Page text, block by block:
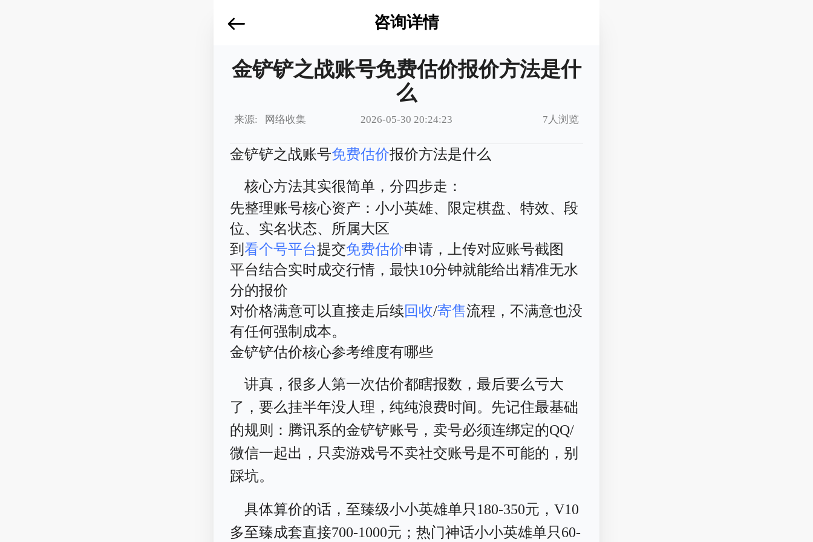
咨询详情
金铲铲之战账号免费估价报价方法是什
么
来源: 网络收集 2026-05-30 20:24:23 7人浏览
金铲铲之战账号免费估价报价方法是什么
核心方法其实很简单，分四步走：
先整理账号核心资产：小小英雄、限定棋盘、特效、段
位、实名状态、所属大区
到看个号平台提交免费估价申请，上传对应账号截图
平台结合实时成交行情，最快10分钟就能给出精准无水
分的报价
对价格满意可以直接走后续回收/寄售流程，不满意也没
有任何强制成本。
金铲铲估价核心参考维度有哪些
讲真，很多人第一次估价都瞎报数，最后要么亏大
了，要么挂半年没人理，纯纯浪费时间。先记住最基础
的规则：腾讯系的金铲铲账号，卖号必须连绑定的QQ/
微信一起出，只卖游戏号不卖社交账号是不可能的，别
踩坑。
具体算价的话，至臻级小小英雄单只180-350元，V10
多至臻成套直接700-1000元；热门神话小小英雄单只60-